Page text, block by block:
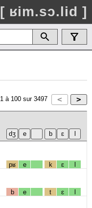
[ ʁim.sɔ.lid ]
1 à 100 sur 3497
pʁ e k ɛ l
b e t ɛ l